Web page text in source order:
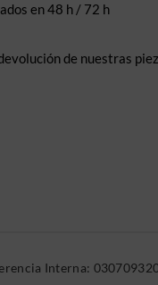
en 48 h / 72 h
de nuestras
Interna: